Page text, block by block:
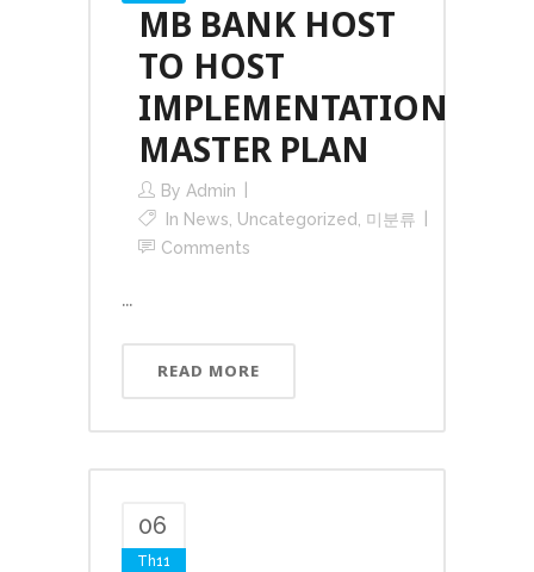
MB BANK HOST
TO HOST
IMPLEMENTATION
MASTER PLAN
By Admin
In News Uncategorized
미분류
Comments
...
READ MORE
06
Th11